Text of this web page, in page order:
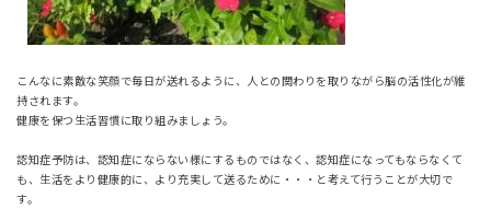
こんなに素敵な笑顔で毎日が送れるように、人との関わりを取りながら脳の活性化が維
持されます。
健康を保つ生活習慣に取り組みましょう。
認知症予防は、認知症にならない様にするものではなく、認知症になってもならなくて
も、生活をより健康的に、より充実して送るために・・・と考えて行うことが大切で
す。